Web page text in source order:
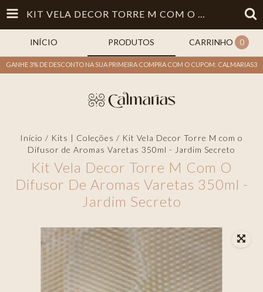
KIT VELA DECOR TORRE M COM O DIFUSOR DE AROMAS VARETAS 350ML - JARDIM SECRETO
INÍCIO PRODUTOS CARRINHO 0
GANHE 3% DE DESCONTO NA SUA PRIMEIRA COMPRA COM O CUPOM: CALMARIAS3
Início / Kits | Coleções / Kit Vela Decor Torre M com o
Difusor de Aromas Varetas 350ml - Jardim Secreto
Kit Vela Decor Torre M Com O
Difusor De Aromas Varetas 350ml -
Jardim Secreto